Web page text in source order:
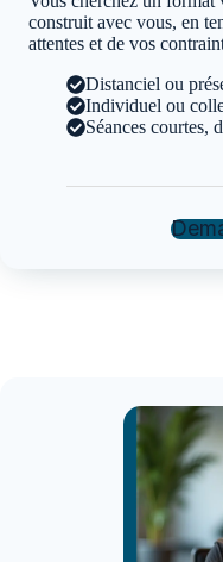
construit avec vous, en
attentes et de vos
Distanciel ou
Individuel ou
Séances courtes,